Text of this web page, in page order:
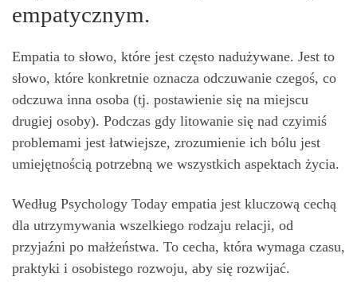
empatycznym.
Empatia to słowo, które jest często nadużywane. Jest to
słowo, które konkretnie oznacza odczuwanie czegoś, co
odczuwa inna osoba (tj. postawienie się na miejscu
drugiej osoby). Podczas gdy litowanie się nad czyimiś
problemami jest łatwiejsze, zrozumienie ich bólu jest
umiejętnością potrzebną we wszystkich aspektach życia.
Według Psychology Today empatia jest kluczową cechą
dla utrzymywania wszelkiego rodzaju relacji, od
przyjaźni po małżeństwa. To cecha, która wymaga czasu,
praktyki i osobistego rozwoju, aby się rozwijać.